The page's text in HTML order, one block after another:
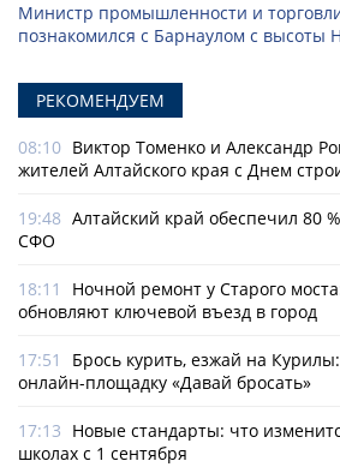
Министр промышленности и
познакомился с Барнаулом с высоты
РЕКОМЕНДУЕМ
08:10 Виктор Томенко и Александр
жителей Алтайского края с Днем
19:48 Алтайский край обеспечил 80
СФО
18:11
Ночной ремонт у Старого
обновляют ключевой въезд в город
17:51
Брось курить, езжай на
онлайн-­площадку «Давай бросать»
17:13 Новые стандарты: что
школах с 1 сентября